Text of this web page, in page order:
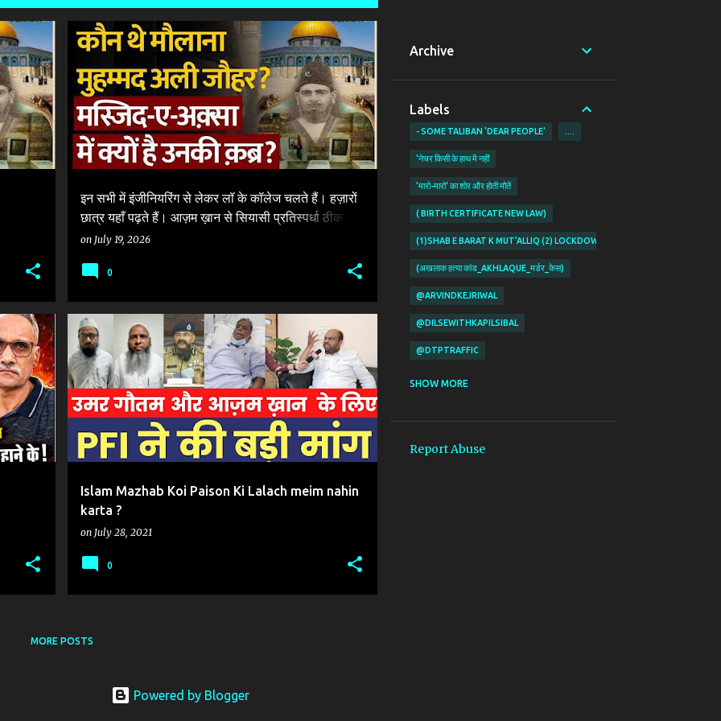
+
इन सभी में इंजीनियरिंग से लेकर लॉ के कॉलेज चलते हैं। हज़ारों
छात्र यहाँ पढ़ते हैं। आज़म ख़ान से सियासी प्रतिस्पर्धा ठीक है
लेकिन क्या उनसे नफ़रत अब इस मुकाम पर पहुंच गई है कि
जाएगी? क्या संदेश जाएगा समाज और दुनिया में?
on July 19, 2026
#AZAMKHAN #JAUHARUNIVERSITY AZAM KHAN
0
Islam Mazhab Koi Paison Ki Lalach meim nahin
karta ?
on July 28, 2021
AZAM KHAN
ISLAM || HINDUSTAN || CONVERSION || MAULANA UMAR GAUTAM || DHARMANTARAN||धर्मान्तरण
0
MORE POSTS
Archive
Labels
- SOME TALIBAN 'DEAR PEOPLE'
'नेचर किसी के हाथ में नहीं
'मारो-मारो' का शोर और होती मौतें
( BIRTH CERTIFICATE NEW LAW)
(1)SHAB E BARAT K MUT'ALLIQ (2) LOCKDOWN KI PABANDIYON K
(अखलाक हत्या कांड_AKHLAQUE_मर्डर_केस)
@ARVINDKEJRIWAL
@DILSEWITHKAPILSIBAL
@DTPTRAFFIC
SHOW MORE
Report Abuse
Powered by Blogger